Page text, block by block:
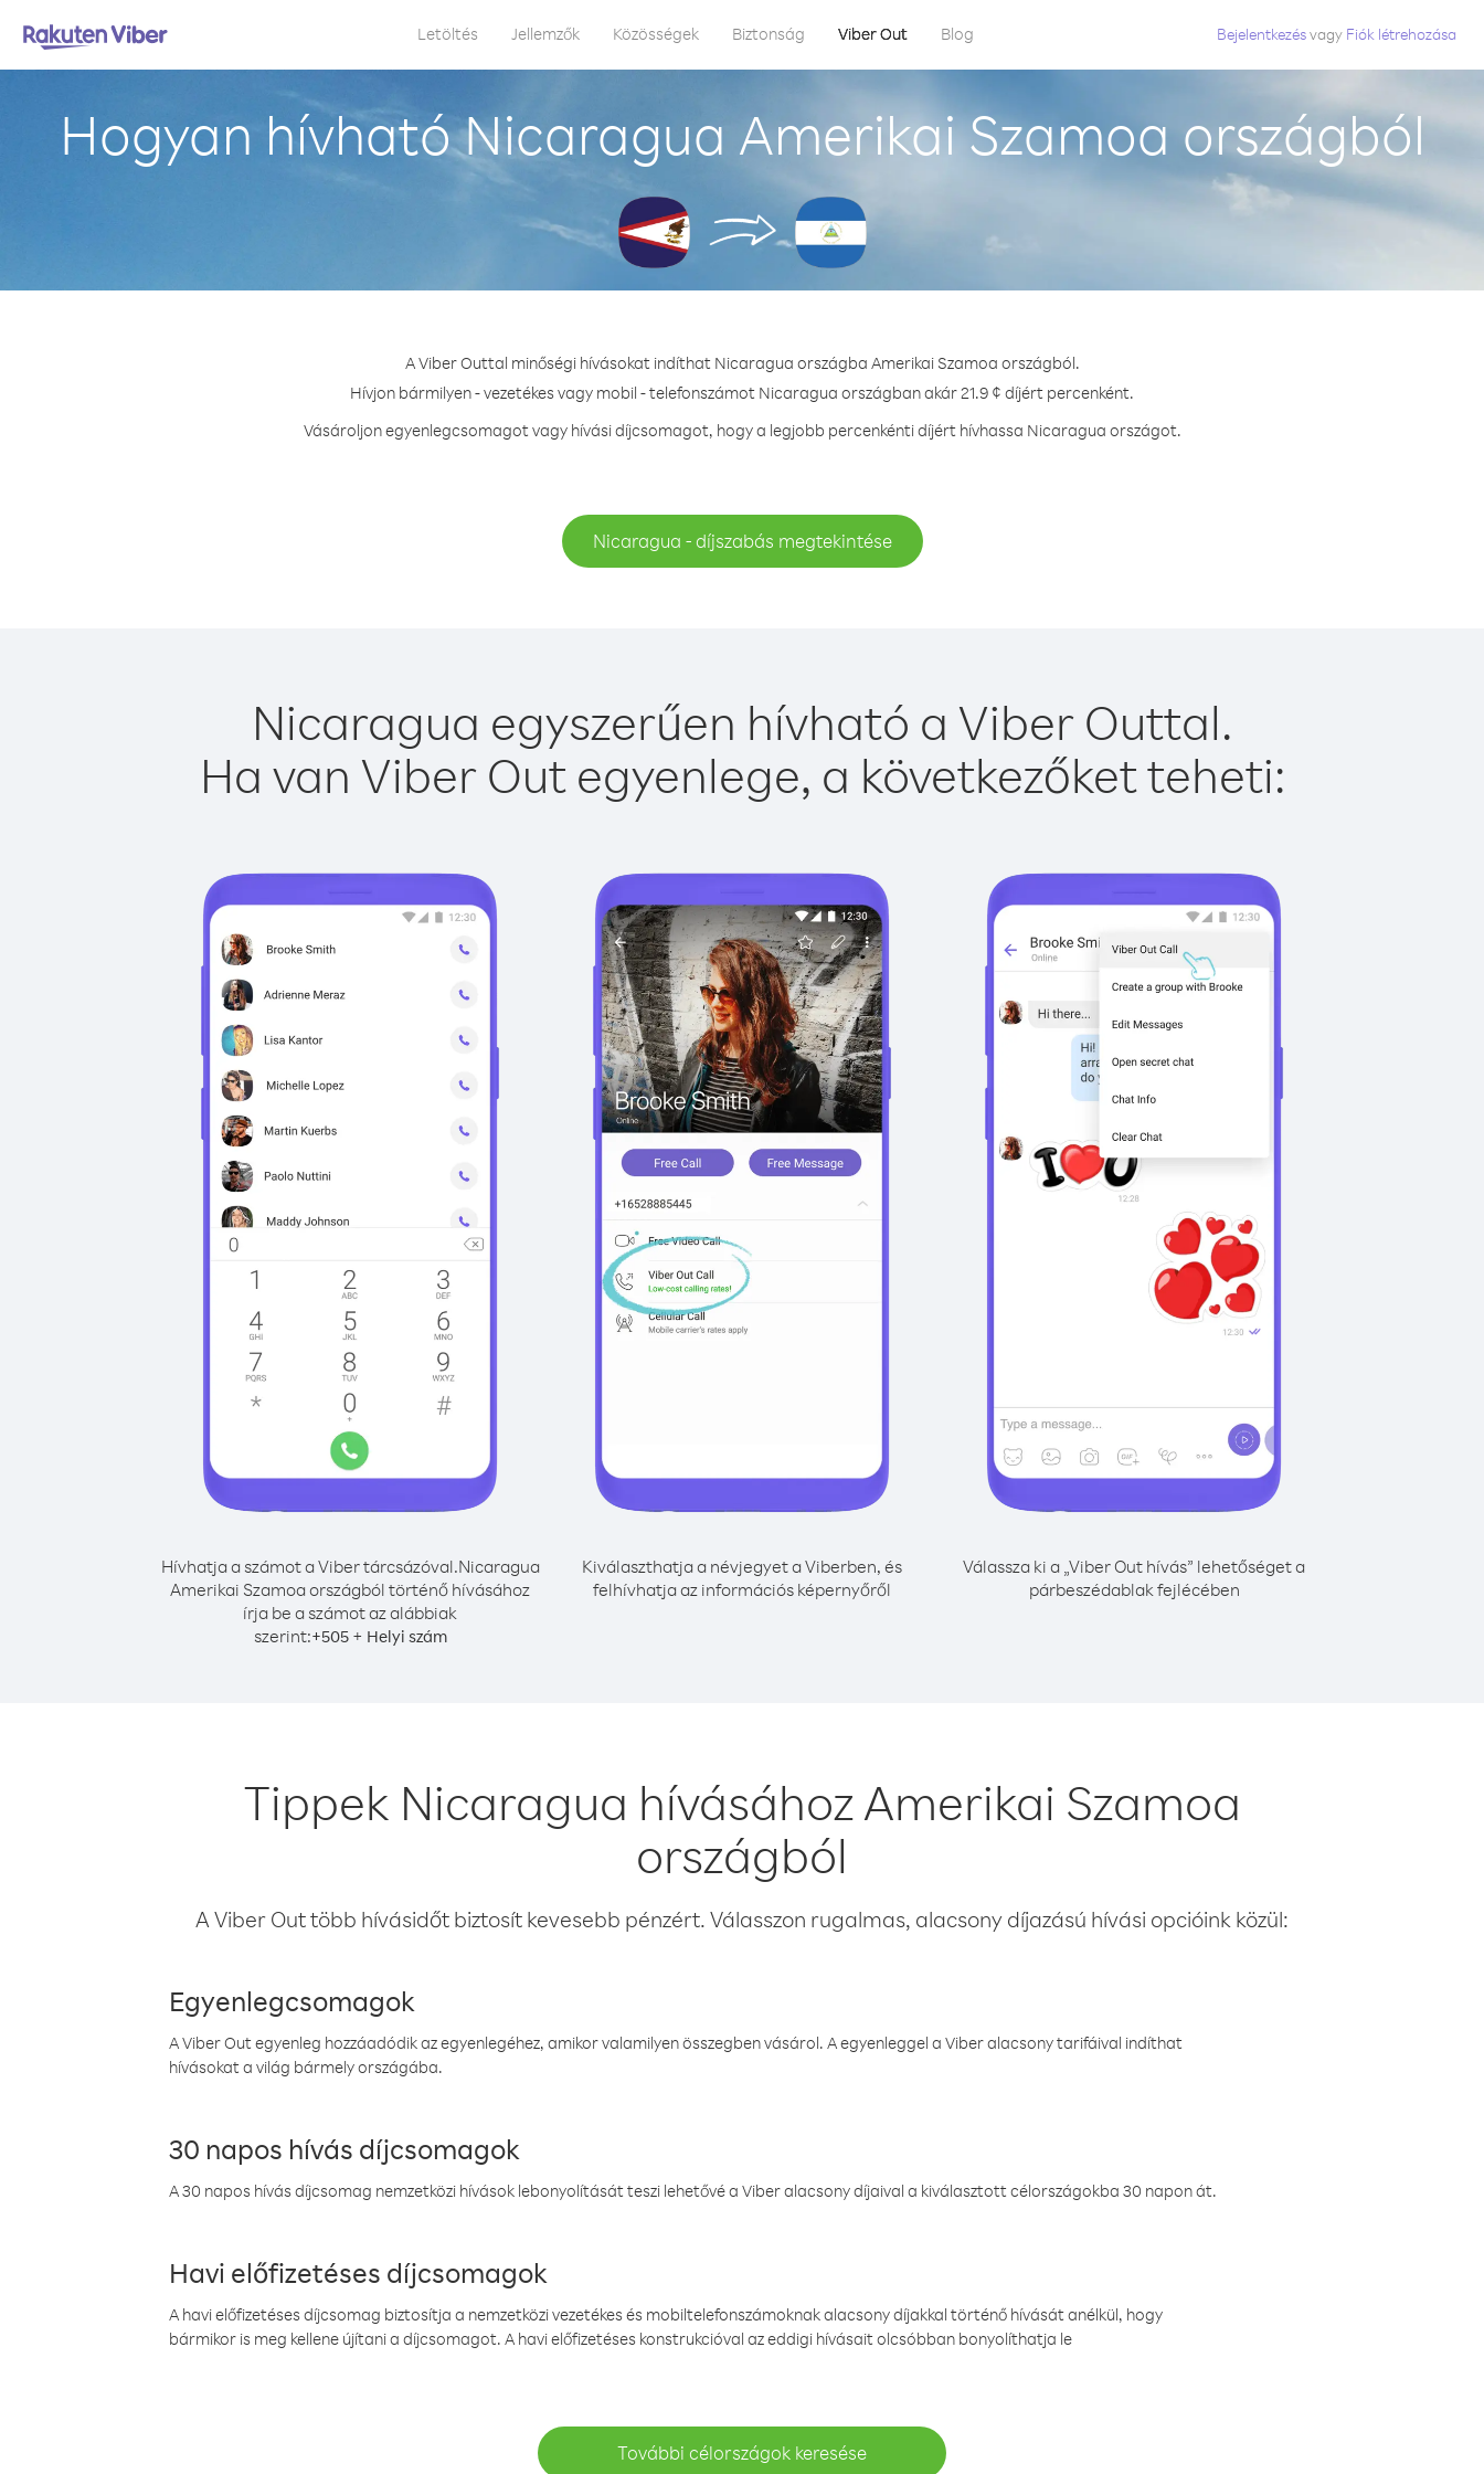
Letöltés Jellemzők Közösségek Biztonság Viber Out Blog Bejelentkezésvagy Fiók létrehozása
Hogyan hívható Nicaragua Amerikai Szamoa országból
A Viber Outtal minőségi hívásokat indíthat Nicaragua országba Amerikai Szamoa országból.
Hívjon bármilyen - vezetékes vagy mobil - telefonszámot Nicaragua országban akár 21.9 ¢ díjért percenként.
Vásároljon egyenlegcsomagot vagy hívási díjcsomagot, hogy a legjobb percenkénti díjért hívhassa Nicaragua országot.
Nicaragua - díjszabás megtekintése
Nicaragua egyszerűen hívható a Viber Outtal.
Ha van Viber Out egyenlege, a következőket teheti:
Hívhatja a számot a Viber tárcsázóval.Nicaragua
Amerikai Szamoa országból történő hívásához
írja be a számot az alábbiak
szerint:+505+ Helyi szám
Kiválaszthatja a névjegyet a Viberben, és
felhívhatja az információs képernyőről
Válassza ki a „Viber Out hívás” lehetőséget a
párbeszédablak fejlécében
Tippek Nicaragua hívásához Amerikai Szamoa
országból
A Viber Out több hívásidőt biztosít kevesebb pénzért. Válasszon rugalmas, alacsony díjazású hívási opcióink közül:
Egyenlegcsomagok
A Viber Out egyenleg hozzáadódik az egyenlegéhez, amikor valamilyen összegben vásárol. A egyenleggel a Viber alacsony tarifáival indíthat
hívásokat a világ bármely országába.
30 napos hívás díjcsomagok
A 30 napos hívás díjcsomag nemzetközi hívások lebonyolítását teszi lehetővé a Viber alacsony díjaival a kiválasztott célországokba 30 napon át.
Havi előfizetéses díjcsomagok
A havi előfizetéses díjcsomag biztosítja a nemzetközi vezetékes és mobiltelefonszámoknak alacsony díjakkal történő hívását anélkül, hogy
bármikor is meg kellene újítani a díjcsomagot. A havi előfizetéses konstrukcióval az eddigi hívásait olcsóbban bonyolíthatja le
További célországok keresése